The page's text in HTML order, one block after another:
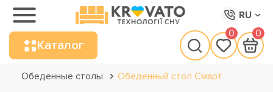
RU
Каталог
0 0
Обеденные столы Обеденный стол Смарт